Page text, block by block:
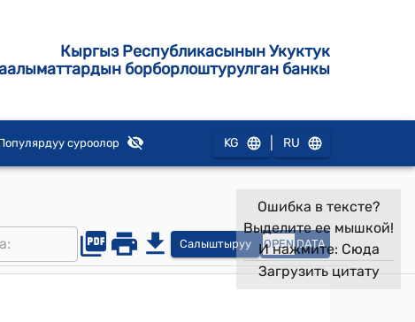
Кыргыз Республикасынын Укуктук
борборлоштурулган банкы
суроолор KG RU
Салыштыруу OPEN DATA
Ошибка в тексте?
Выделите ее мышкой!
И нажмите: Сюда
Загрузить цитату